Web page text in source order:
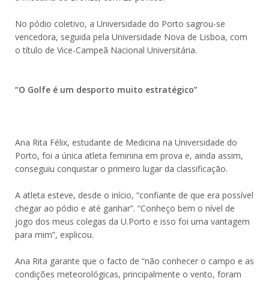
No pódio coletivo, a Universidade do Porto sagrou-se
vencedora, seguida pela Universidade Nova de Lisboa, com
o título de Vice-Campeã Nacional Universitária.
“O Golfe é um desporto muito estratégico”
Ana Rita Félix, estudante de Medicina na Universidade do
Porto, foi a única atleta feminina em prova e, ainda assim,
conseguiu conquistar o primeiro lugar da classificação.
A atleta esteve, desde o início, “confiante de que era possível
chegar ao pódio e até ganhar”. “Conheço bem o nível de
jogo dos meus colegas da U.Porto e isso foi uma vantagem
para mim”, explicou.
Ana Rita garante que o facto de “não conhecer o campo e as
condições meteorológicas, principalmente o vento, foram